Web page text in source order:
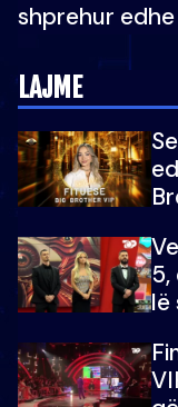
shprehur
LAJME
lë